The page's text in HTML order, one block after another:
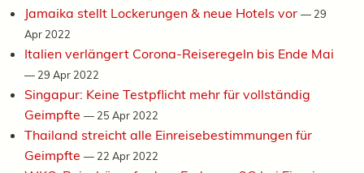
Jamaika stellt Lockerungen & neue Hotels vor — 29
Apr 2022
Italien verlängert Corona-Reiseregeln bis Ende Mai
— 29 Apr 2022
Singapur: Keine Testpflicht mehr für vollständig
Geimpfte — 25 Apr 2022
Thailand streicht alle Einreisebestimmungen für
Geimpfte — 22 Apr 2022